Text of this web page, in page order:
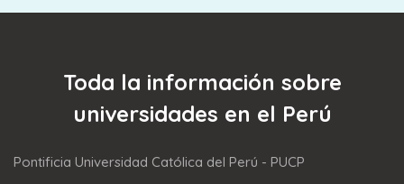
Toda la información sobre
universidades en el Perú
Pontificia Universidad Católica del Perú - PUCP